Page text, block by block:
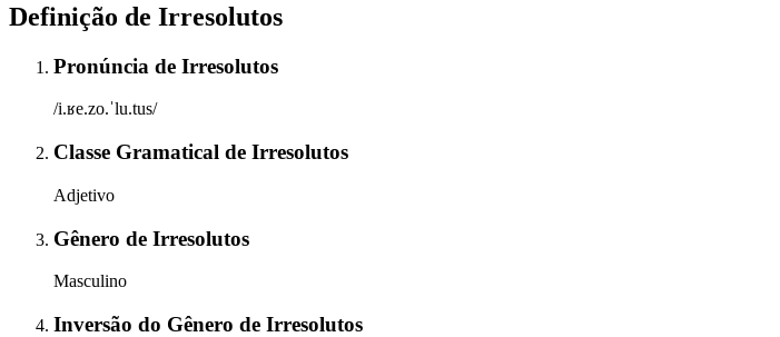
Definição de Irresolutos
Pronúncia de Irresolutos
/i.ʁe.zo.ˈlu.tus/
Classe Gramatical de Irresolutos
Adjetivo
Gênero de Irresolutos
Masculino
Inversão do Gênero de Irresolutos